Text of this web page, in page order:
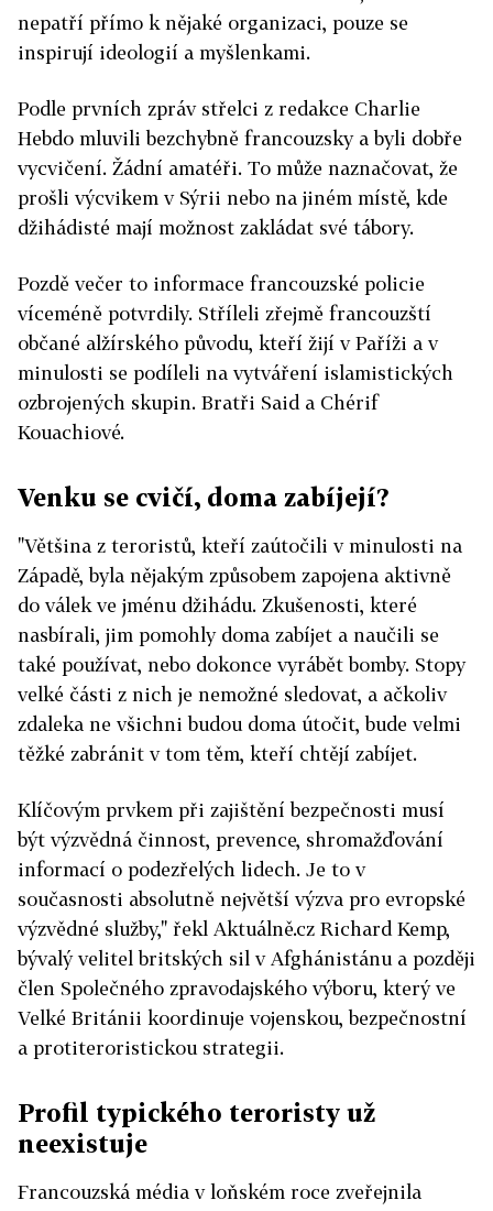
nepatří přímo k nějaké organizaci, pouze se
inspirují ideologií a myšlenkami.
Podle prvních zpráv střelci z redakce Charlie
Hebdo mluvili bezchybně francouzsky a byli dobře
vycvičení. Žádní amatéři. To může naznačovat, že
prošli výcvikem v Sýrii nebo na jiném místě, kde
džihádisté mají možnost zakládat své tábory.
Pozdě večer to informace francouzské policie
víceméně potvrdily. Stříleli zřejmě francouzští
občané alžírského původu, kteří žijí v Paříži a v
minulosti se podíleli na vytváření islamistických
ozbrojených skupin. Bratři Said a Chérif
Kouachiové.
Venku se cvičí, doma zabíjejí?
"Většina z teroristů, kteří zaútočili v minulosti na
Západě, byla nějakým způsobem zapojena aktivně
do válek ve jménu džihádu. Zkušenosti, které
nasbírali, jim pomohly doma zabíjet a naučili se
také používat, nebo dokonce vyrábět bomby. Stopy
velké části z nich je nemožné sledovat, a ačkoliv
zdaleka ne všichni budou doma útočit, bude velmi
těžké zabránit v tom těm, kteří chtějí zabíjet.
Klíčovým prvkem při zajištění bezpečnosti musí
být výzvědná činnost, prevence, shromažďování
informací o podezřelých lidech. Je to v
současnosti absolutně největší výzva pro evropské
výzvědné služby," řekl Aktuálně.cz Richard Kemp,
bývalý velitel britských sil v Afghánistánu a později
člen Společného zpravodajského výboru, který ve
Velké Británii koordinuje vojenskou, bezpečnostní
a protiteroristickou strategii.
Profil typického teroristy už
neexistuje
Francouzská média v loňském roce zveřejnila